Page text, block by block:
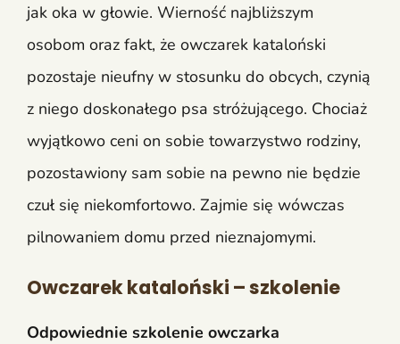
jak oka w głowie. Wierność najbliższym
osobom oraz fakt, że owczarek kataloński
pozostaje nieufny w stosunku do obcych, czynią
z niego doskonałego psa stróżującego. Chociaż
wyjątkowo ceni on sobie towarzystwo rodziny,
pozostawiony sam sobie na pewno nie będzie
czuł się niekomfortowo. Zajmie się wówczas
pilnowaniem domu przed nieznajomymi.
Owczarek kataloński – szkolenie
Odpowiednie szkolenie owczarka